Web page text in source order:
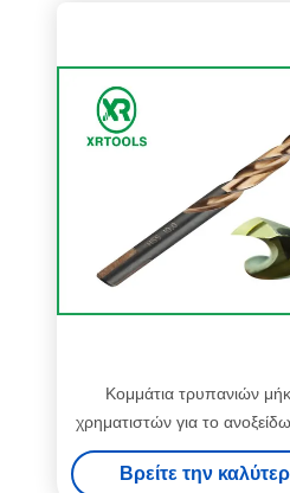
Κομμάτια τρυπανιών
χρηματιστών για το
ο στροβιλο Max
Βρείτε την